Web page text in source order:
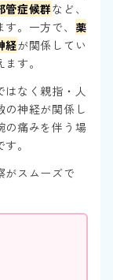
管症候群など、
。一方で、 薬
経が関係してい
す。
はなく親指・人
の神経が関係し
の痛みを伴う場
。
がスムーズで